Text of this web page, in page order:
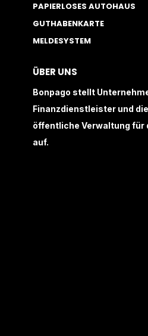
PAPIERLOSES AUTOHAUS
GUTHABENKARTE
MELDESYSTEM
ÜBER UNS
Bonpago stellt
Finanzdienstleister und die
öffentliche Verwaltung für
auf.